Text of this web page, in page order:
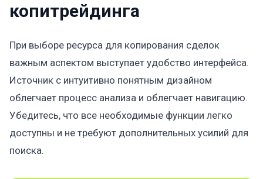
копитрейдинга
При выборе ресурса для копирования сделок
важным аспектом выступает удобство интерфейса.
Источник с интуитивно понятным дизайном
облегчает процесс анализа и облегчает навигацию.
Убедитесь, что все необходимые функции легко
доступны и не требуют дополнительных усилий для
поиска.